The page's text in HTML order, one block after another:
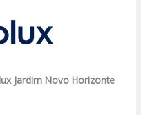
Jardim Novo Horizonte